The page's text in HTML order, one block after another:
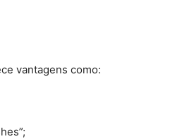
vantagens como: